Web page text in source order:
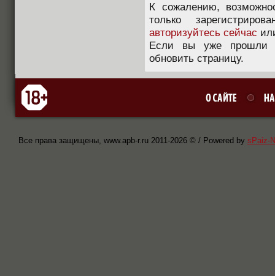
К сожалению,
только
авторизуйтесь сейчас
Если вы уже прошли
обновить страницу.
Все права защищены, www.apb-r.ru 2011-2026 © / Powered by sPaiz-